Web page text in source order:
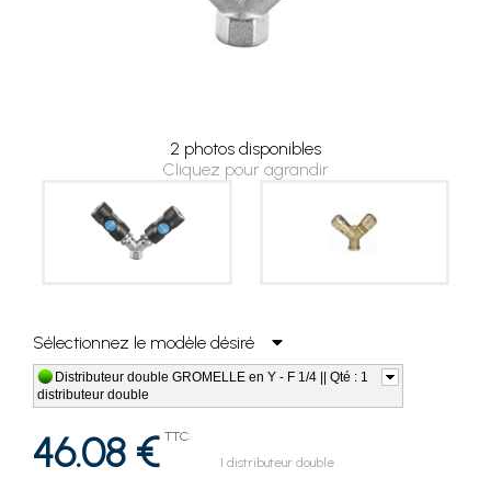
2 photos disponibles
Cliquez pour agrandir
Sélectionnez le modèle désiré
Distributeur double GROMELLE en Y - F 1/4 || Qté : 1
distributeur double
46.08 € TTC
1 distributeur double